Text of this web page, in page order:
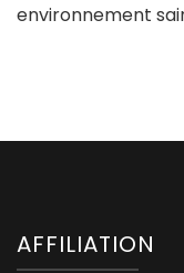
environnement
AFFILIATION